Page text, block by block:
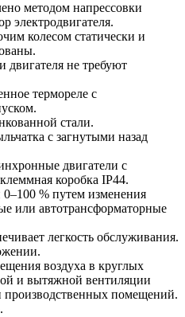
методом напрессовки
электродвигателя.
колесом статически и
не требуют
термореле с
стали.
с загнутыми назад
двигатели с
коробка IP44.
0–100 % путем изменения
или автотрансформаторные
легкость обслуживания.
воздуха в круглых
и вытяжной вентиляции
помещений.